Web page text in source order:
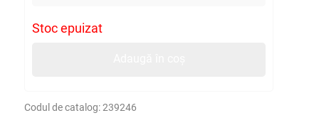
Stoc epuizat
Codul de catalog:239246